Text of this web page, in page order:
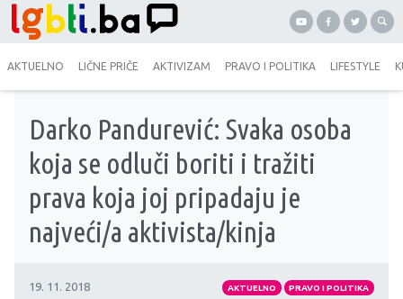
AKTUELNO LIČNE PRIČE AKTIVIZAM PRAVO I POLITIKA LIFESTYLE
Darko Pandurević: Svaka osoba
koja se odluči boriti i tražiti
prava koja joj pripadaju je
najveći/a aktivista/kinja
19. 11. 2018 AKTUELNO PRAVO I POLITIKA